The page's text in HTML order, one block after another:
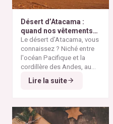
Désert d’Atacama :
quand nos vêtements
finissent à l’autre bout
du monde
Le désert d'Atacama, vous
connaissez ? Niché entre
l'océan Pacifique et la
cordillère des Andes, au
nord du Chili, il est
considéré comme l'un des
minéraux et ses vastes
étendues désertiques en
Alors pourquoi parler du
désert d'Atacama sur un
depuis plusieurs
décennies, cette région
Lire la suite